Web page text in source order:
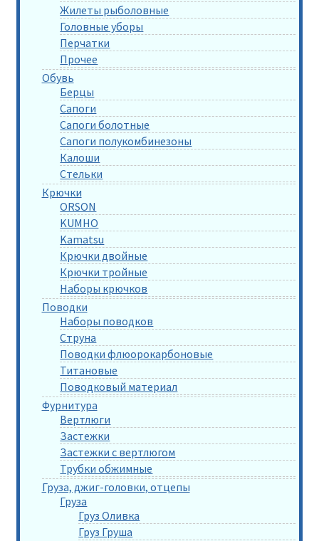
Жилеты рыболовные
Головные уборы
Перчатки
Прочее
Обувь
Берцы
Сапоги
Сапоги болотные
Сапоги полукомбинезоны
Калоши
Стельки
Крючки
ORSON
KUMHO
Kamatsu
Крючки двойные
Крючки тройные
Наборы крючков
Поводки
Наборы поводков
Струна
Поводки флюорокарбоновые
Титановые
Поводковый материал
Фурнитура
Вертлюги
Застежки
Застежки с вертлюгом
Трубки обжимные
Груза, джиг-головки, отцепы
Груза
Груз Оливка
Груз Груша